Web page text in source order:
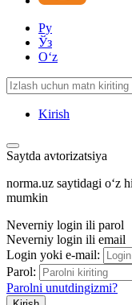
Ру
Ўз
Oʻz
Kirish
Saytda avtorizatsiya
norma.uz saytidagi oʻz
mumkin
Neverniy login ili parol
Neverniy login ili email
Login yoki e-mail:
Parol:
Parolni unutdingizmi?